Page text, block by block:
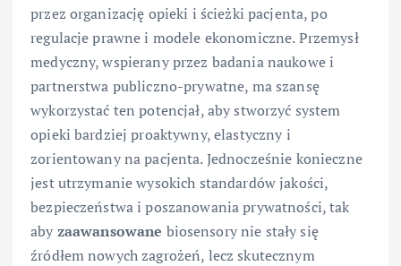
przez organizację opieki i ścieżki pacjenta, po
regulacje prawne i modele ekonomiczne. Przemysł
medyczny, wspierany przez badania naukowe i
partnerstwa publiczno-prywatne, ma szansę
wykorzystać ten potencjał, aby stworzyć system
opieki bardziej proaktywny, elastyczny i
zorientowany na pacjenta. Jednocześnie konieczne
jest utrzymanie wysokich standardów jakości,
bezpieczeństwa i poszanowania prywatności, tak
aby zaawansowane biosensory nie stały się
źródłem nowych zagrożeń, lecz skutecznym